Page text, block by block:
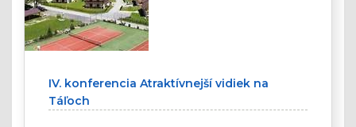
IV. konferencia Atraktívnejší vidiek na
Táľoch